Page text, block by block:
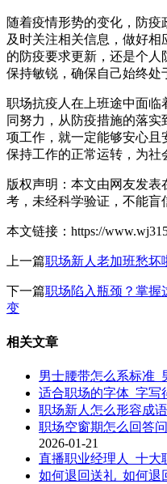
随着疫情形势的变化，防
及时关注相关信息，做好
的防疫要求更新，还是个人
保持敏锐，确保自己始终处
职场抗疫人在上班途中面
同努力，从防疫措施的落
项工作，就一定能够安心且
保持工作的正常运转，为社
版权声明：本文由网友发
考，未经科学验证，不能盲
本文链接：https://
上一篇职场新人老加班愁坏
下一篇职场陷入瓶颈？掌握
变
相关文章
男士腰带怎么系标准_
适合职场的字体_字写
职场新人怎么形容成
职场空窗期怎么回答
2026-01-21
直播职业经理人_十大
如何退回送礼_如何退